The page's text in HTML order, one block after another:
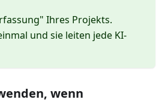
Ihres Projekts.
und sie leiten jede KI-
wenn